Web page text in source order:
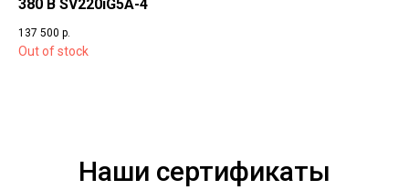
380 В SV220iG5A-4
137 500 р.
Out of stock
Наши сертификаты